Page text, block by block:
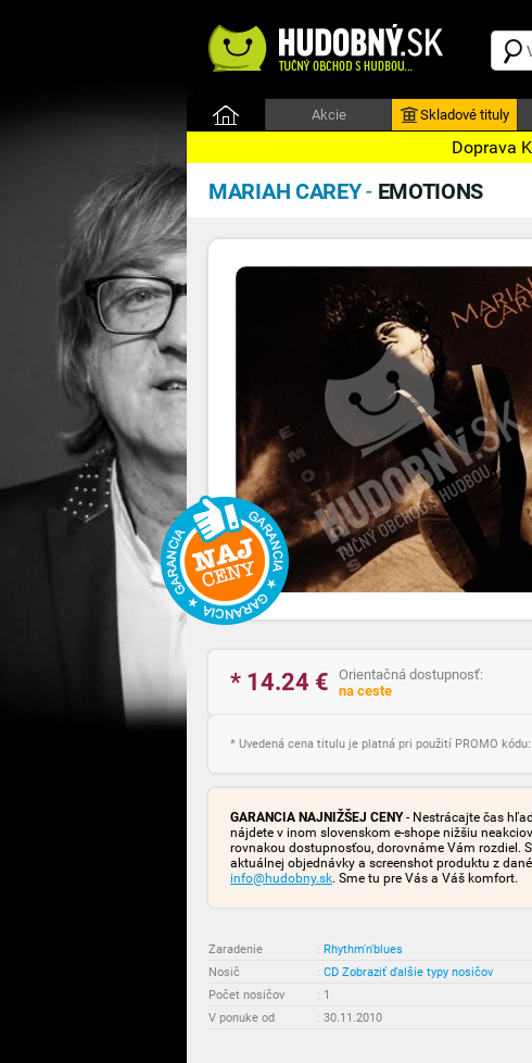
Akcie Skladové tituly
Doprava
MARIAH CAREY- EMOTIONS
* 14.24 €
Orientačná dostupnosť:
na ceste
* Uvedená cena titulu je platná pri použití PROMO kódu:
GARANCIA NAJNIŽŠEJ CENY- Nestrácajte čas
nájdete v inom slovenskom e-shope nižšiu
rovnakou dostupnosťou, dorovnáme Vám rozdiel.
aktuálnej objednávky a screenshot produktu z
info@hudobny.sk. Sme tu pre Vás a Váš komfort.
Zaradenie : Rhythm'n'blues
Nosič
: CD Zobraziť ďalšie typy nosičov
Počet nosičov
: 1
V ponuke od
: 30.11.2010